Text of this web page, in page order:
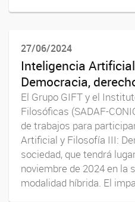
27/06/2024
Inteligencia
Democracia,
El Grupo GIFT y el
Filosóficas (SADAF-
de trabajos para
Artificial y Filosofía III:
sociedad, que tendrá
noviembre de 2024 en la
modalidad híbrida. El